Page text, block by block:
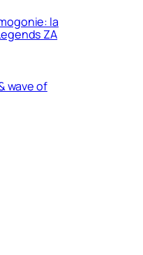
la
ZA
wave of